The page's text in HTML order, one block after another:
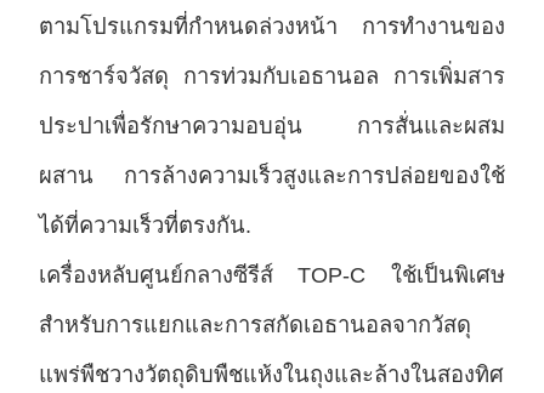
ตามโปรแกรมที่กําหนดล่วงหน้า การทํางานของ
การชาร์จวัสดุ การท่วมกับเอธานอล การเพิ่มสาร
ประปาเพื่อรักษาความอบอุ่น การสั่นและผสม
ผสาน การล้างความเร็วสูงและการปล่อยของใช้
ได้ที่ความเร็วที่ตรงกัน.
เครื่องหลับศูนย์กลางซีรีส์ TOP-C ใช้เป็นพิเศษ
สําหรับการแยกและการสกัดเอธานอลจากวัสดุ
แพร่พืชวางวัตถุดิบพืชแห้งในถุงและล้างในสองทิศ